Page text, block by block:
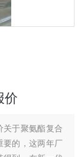
价
关于聚氨酯复合
要的，这两年厂